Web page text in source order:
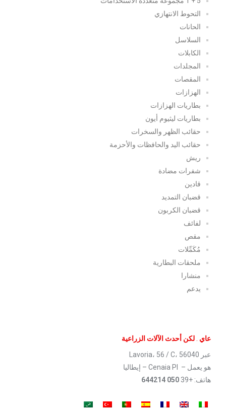
التحوط الانتهازي
الحانات
السلاسل
الكابلات
المجلدات
المقصات
الهزازات
بطاريات الهزازات
بطاريات ليثيوم أيون
حقائب الظهر والسخرات
حقائب اليد والحافظات والأحزمة
ريش
شفرات مضادة
قادين
قضبان التمديد
قضبان الكربون
لفائف
مقص
مُكَمِّلات
ملحقات البطارية
منشارا
يدعم
عاي. لكن أحدث الآلات الزراعية
عبر Lavoria، 56 / C، 56040
هو يعمل – Cenaia PI – إيطاليا
هاتف: +39
050 644214